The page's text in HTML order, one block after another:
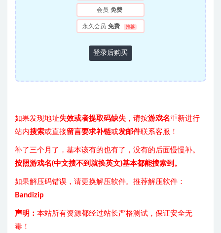
会员 免费
永久会员 免费 推荐
登录后购买
如果发现地址失效或者提取码缺失 ，请按游戏名重新进行
站内搜索或直接留言要求补链或发邮件联系客服！
补了三个月了，基本该有的也有了，没有的后面慢慢补。
按照游戏名(中文搜不到就换英文)基本都能搜索到。
如果解压码错误，请更换解压软件。推荐解压软件：
Bandizip
声明： 本站所有资源都经过站长严格测试，保证安全无
毒！